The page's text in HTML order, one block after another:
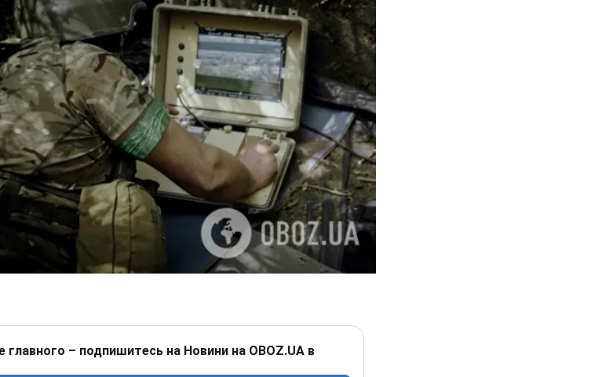
главного – подпишитесь на Новини на OBOZ.UA в